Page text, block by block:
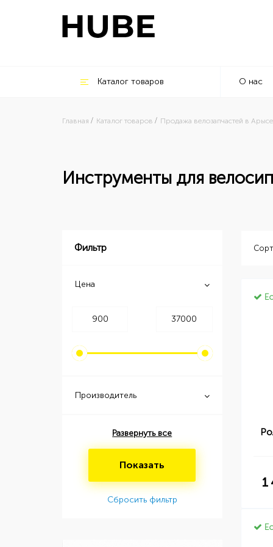
Каталог товаров О нас
Главная Каталог товаров Продажа велозапчастей в Арысе
Инструменты для
Фильтр
Цена
Производитель
Развернуть все
Показать
Сбросить фильтр
1